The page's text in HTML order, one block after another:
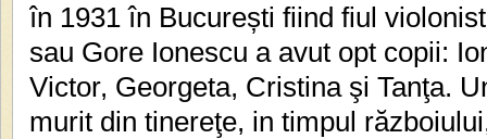
în 1931 în București fiind fiul
sau Gore Ionescu a avut opt copii:
Victor, Georgeta, Cristina şi Tanţa.
murit din tinereţe, in timpul